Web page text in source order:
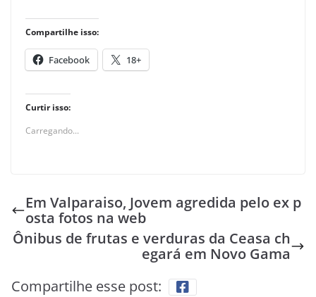
Compartilhe isso:
Facebook 18+
Curtir isso:
Carregando...
Em Valparaiso, Jovem agredida pelo ex p
osta fotos na web
Ônibus de frutas e verduras da Ceasa ch
egará em Novo Gama
Compartilhe esse post: